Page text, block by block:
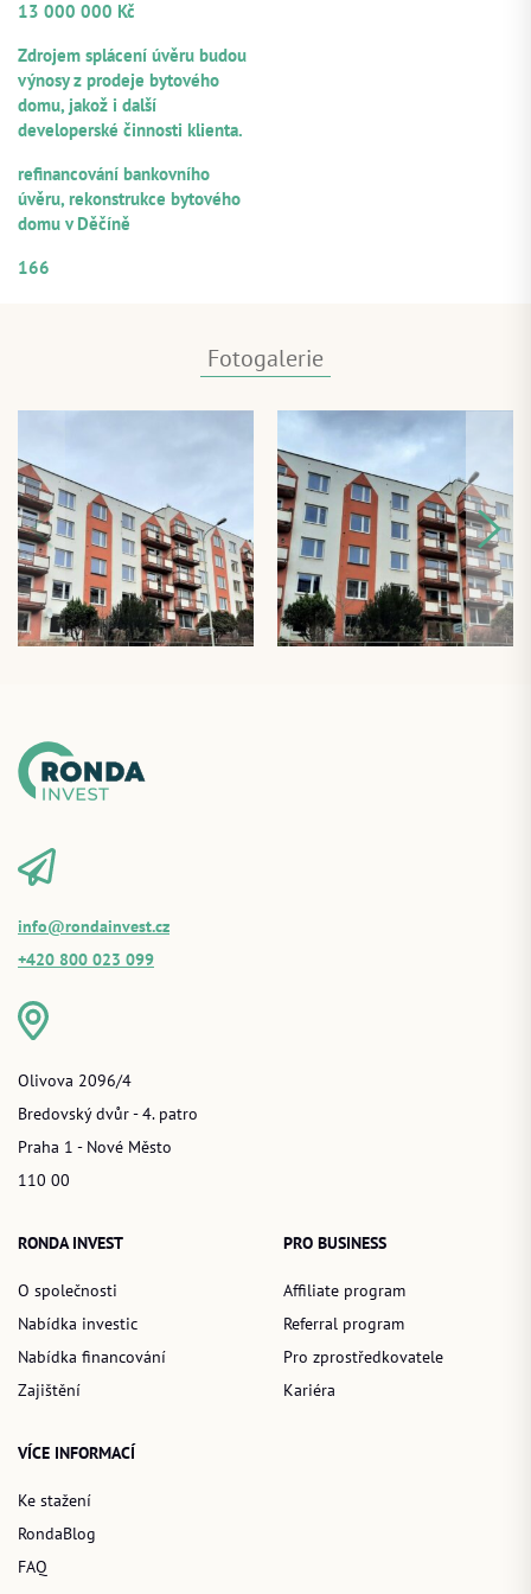
13 000 000 Kč
Zdrojem splácení úvěru budou
výnosy z prodeje bytového
domu, jakož i další
developerské činnosti klienta.
refinancování bankovního
úvěru, rekonstrukce bytového
domu v Děčíně
166
Fotogalerie
info@rondainvest.cz
+420 800 023 099
Olivova 2096/4
Bredovský dvůr - 4. patro
Praha 1 - Nové Město
110 00
RONDA INVEST
O společnosti
Nabídka investic
Nabídka financování
Zajištění
PRO BUSINESS
Affiliate program
Referral program
Pro zprostředkovatele
Kariéra
VÍCE INFORMACÍ
Ke stažení
RondaBlog
FAQ